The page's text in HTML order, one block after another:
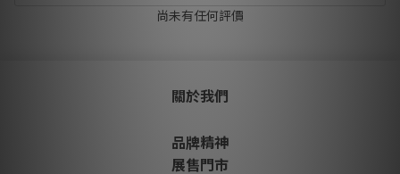
尚未有任何評價
關於我們
品牌精神
展售門市